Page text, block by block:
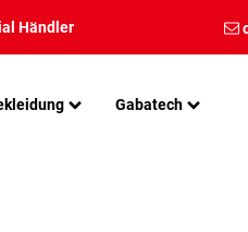
Händler
Gabatech